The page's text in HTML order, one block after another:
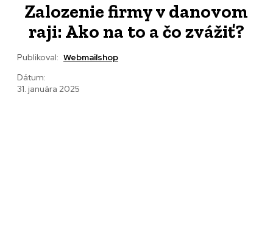
Zalozenie firmy v danovom
raji: Ako na to a čo zvážiť?
Publikoval: Webmailshop
Dátum:
31. januára 2025